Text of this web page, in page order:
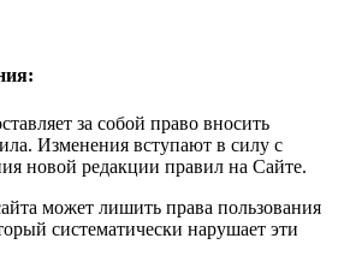
за собой право вносить
Изменения вступают в силу с
новой редакции правил на Сайте.
может лишить права пользования
систематически нарушает эти